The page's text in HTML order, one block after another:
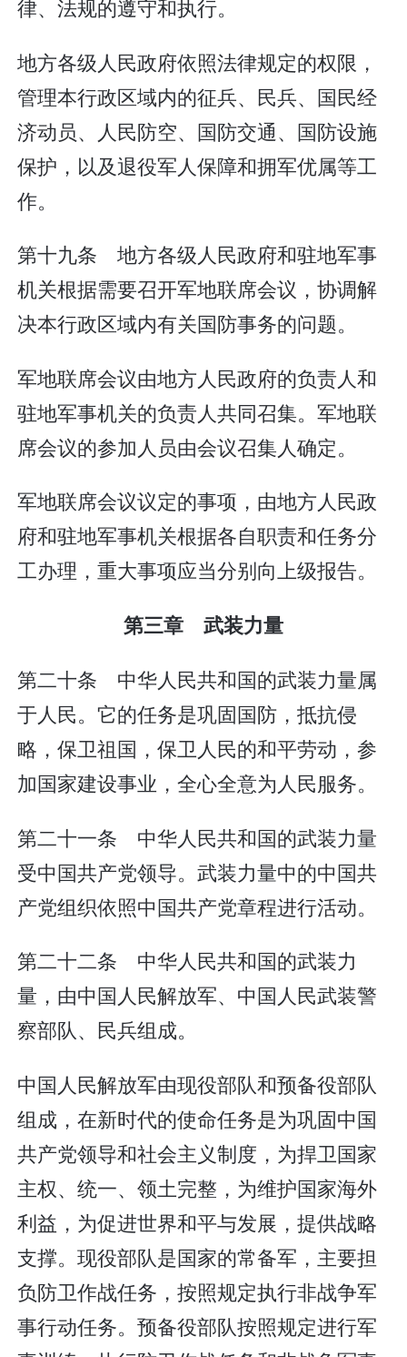
律、法规的遵守和执行。
地方各级人民政府依照法律规定的权限，
管理本行政区域内的征兵、民兵、国民经
济动员、人民防空、国防交通、国防设施
保护，以及退役军人保障和拥军优属等工
作。
第十九条 地方各级人民政府和驻地军事
机关根据需要召开军地联席会议，协调解
决本行政区域内有关国防事务的问题。
军地联席会议由地方人民政府的负责人和
驻地军事机关的负责人共同召集。军地联
席会议的参加人员由会议召集人确定。
军地联席会议议定的事项，由地方人民政
府和驻地军事机关根据各自职责和任务分
工办理，重大事项应当分别向上级报告。
第三章 武装力量
第二十条 中华人民共和国的武装力量属
于人民。它的任务是巩固国防，抵抗侵
略，保卫祖国，保卫人民的和平劳动，参
加国家建设事业，全心全意为人民服务。
第二十一条 中华人民共和国的武装力量
受中国共产党领导。武装力量中的中国共
产党组织依照中国共产党章程进行活动。
第二十二条 中华人民共和国的武装力
量，由中国人民解放军、中国人民武装警
察部队、民兵组成。
中国人民解放军由现役部队和预备役部队
组成，在新时代的使命任务是为巩固中国
共产党领导和社会主义制度，为捍卫国家
主权、统一、领土完整，为维护国家海外
利益，为促进世界和平与发展，提供战略
支撑。现役部队是国家的常备军，主要担
负防卫作战任务，按照规定执行非战争军
事行动任务。预备役部队按照规定进行军